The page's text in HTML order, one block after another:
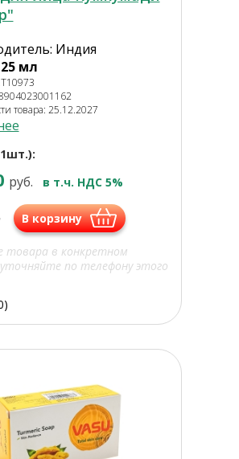
Индия
мл
товара: 25.12.2027
руб. в т.ч. НДС 5%
В корзину
товара в конкретном
по телефону этого